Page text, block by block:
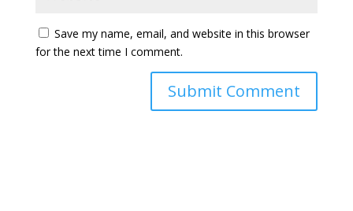
Save my name, email, and website in this browser
for the next time I comment.